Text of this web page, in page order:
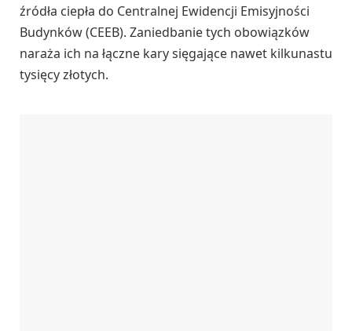
źródła ciepła do Centralnej Ewidencji Emisyjności
Budynków (CEEB). Zaniedbanie tych obowiązków
naraża ich na łączne kary sięgające nawet kilkunastu
tysięcy złotych.